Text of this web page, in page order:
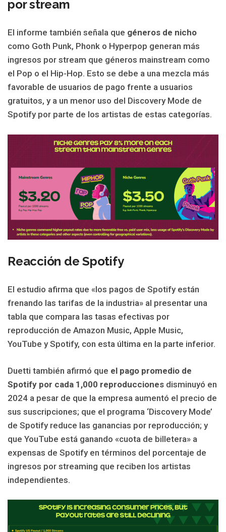
por stream
El informe también señala que géneros de nicho
como Goth Punk, Phonk o Hyperpop generan más
ingresos por stream que géneros mainstream como
el Pop o el Hip-Hop. Esto se debe a una mezcla más
favorable de usuarios de pago frente a usuarios
gratuitos, y a un menor uso del Discovery Mode de
Spotify por parte de los artistas de estas categorías.
Reacción de Spotify
El estudio afirma que «los pagos de Spotify están
frenando las tarifas de la industria» al presentar una
tabla que compara las tasas efectivas por
reproducción de Amazon Music, Apple Music,
YouTube y Spotify, con esta última en la parte inferior.
Duetti también afirmó que el pago promedio de
Spotify por cada 1,000 reproducciones disminuyó en
2024 a pesar de que la empresa aumentó el precio de
sus suscripciones; que el programa ‘Discovery Mode’
de Spotify reduce las ganancias por reproducción; y
que YouTube está ganando «cuota de billetera» a
expensas de Spotify en términos del porcentaje de
ingresos por streaming que reciben los artistas
independientes.